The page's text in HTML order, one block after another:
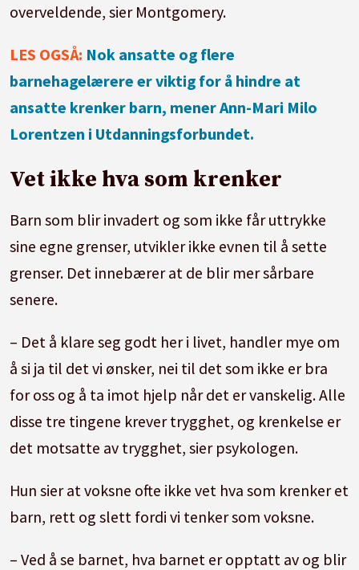
overveldende, sier Montgomery.
LES OGSÅ: Nok ansatte og flere
barnehagelærere er viktig for å hindre at
ansatte krenker barn, mener Ann-Mari Milo
Lorentzen i Utdanningsforbundet.
Vet ikke hva som krenker
Barn som blir invadert og som ikke får uttrykke
sine egne grenser, utvikler ikke evnen til å sette
grenser. Det innebærer at de blir mer sårbare
senere.
– Det å klare seg godt her i livet, handler mye om
å si ja til det vi ønsker, nei til det som ikke er bra
for oss og å ta imot hjelp når det er vanskelig. Alle
disse tre tingene krever trygghet, og krenkelse er
det motsatte av trygghet, sier psykologen.
Hun sier at voksne ofte ikke vet hva som krenker et
barn, rett og slett fordi vi tenker som voksne.
– Ved å se barnet, hva barnet er opptatt av og blir